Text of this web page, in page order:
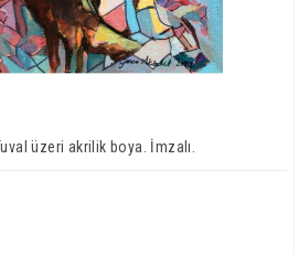
üzeri akrilik boya. İmzalı.